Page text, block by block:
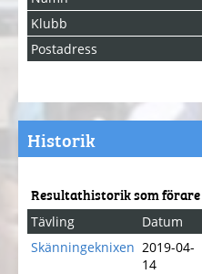
Klubb
Postadress
Historik
Resultathistorik som förare
Tävling Datum
Skänningeknixen 2019-04-
14